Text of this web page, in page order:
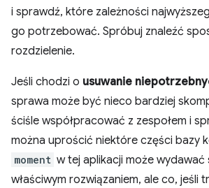
i sprawdź, które zależności
go potrzebować. Spróbuj znaleźć
rozdzielenie.
Jeśli chodzi o usuwanie
sprawa może być nieco bardziej
ściśle współpracować z zespołem i
można uprościć niektóre części bazy
moment w tej aplikacji może wydawać
właściwym rozwiązaniem, ale co, jeśli